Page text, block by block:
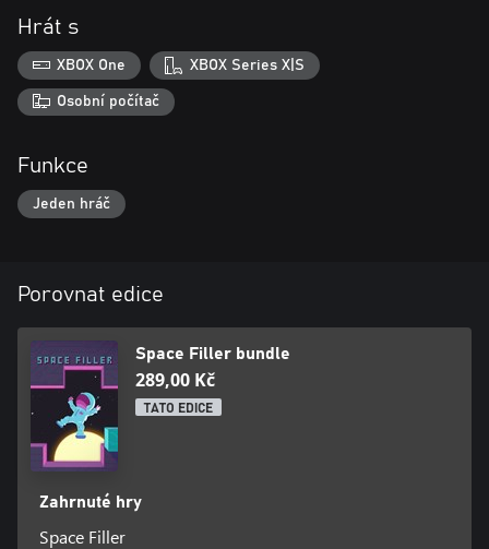
Hrát s
XBOX One XBOX Series X|S
Osobní počítač
Funkce
Jeden hráč
Porovnat edice
Space Filler bundle
289,00 Kč
TATO EDICE
Zahrnuté hry
Space Filler